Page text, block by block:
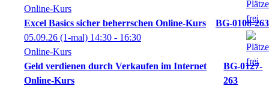
Online-Kurs
Excel Basics sicher beherrschen Online-Kurs
BG-0108-263
05.09.26 (1-mal) 14:30 - 16:30
Online-Kurs
Geld verdienen durch Verkaufen im Internet
Online-Kurs
BG-0127-
263